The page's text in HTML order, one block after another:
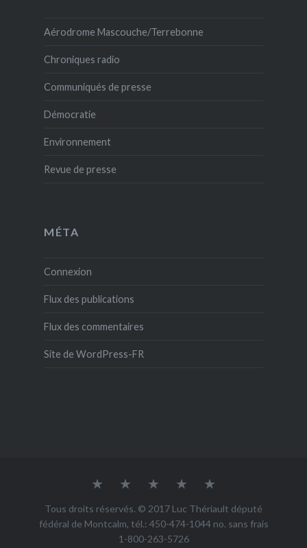
Aérodrome Mascouche/Terrebonne
Chroniques radio
Communiqués de presse
Démocratie
Environnement
Revue de presse
MÉTA
Connexion
Flux des publications
Flux des commentaires
Site de WordPress-FR
BiographieChroniquesCOMMUNIQUÉS
PRESSE
de
presse
Tous droits réservés. © 2017 Luc Thériault député
fédéral de Montcalm, tél.: 450-474-1044 no. sans frais
1-800-263-5726